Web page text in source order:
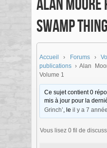
Alan Moore
Swamp
Accueil › Forums ›
publications › Alan
Volume 1
Ce sujet contient 0
mis à jour pour la
Grinch’, leil y a 7
Vous lisez 0 fil de